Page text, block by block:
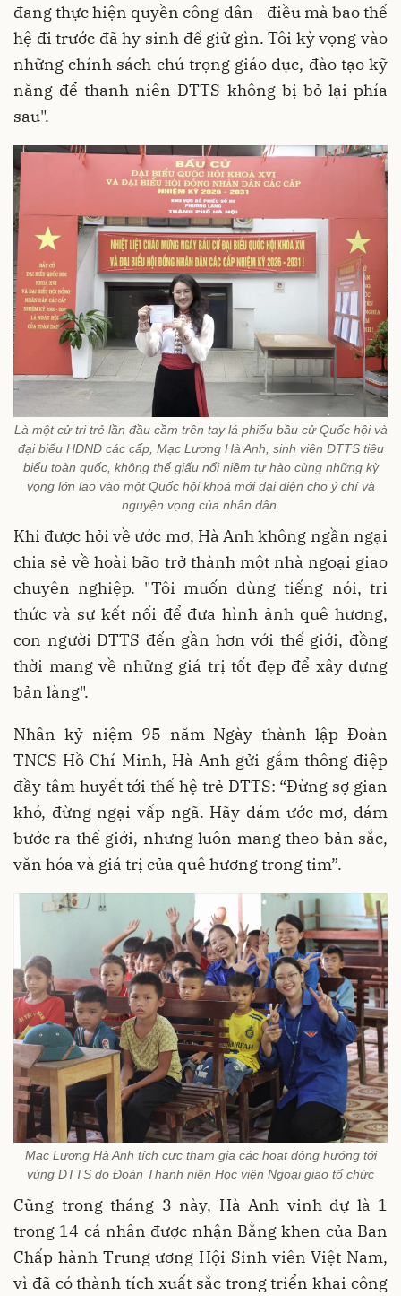
đang thực hiện quyền công dân - điều mà bao thế
hệ đi trước đã hy sinh để giữ gìn. Tôi kỳ vọng vào
những chính sách chú trọng giáo dục, đào tạo kỹ
năng để thanh niên DTTS không bị bỏ lại phía
sau".
Là một cử tri trẻ lần đầu cầm trên tay lá phiếu bầu cử Quốc hội và
đại biểu HĐND các cấp, Mạc Lương Hà Anh, sinh viên DTTS tiêu
biểu toàn quốc, không thể giấu nổi niềm tự hào cùng những kỳ
vọng lớn lao vào một Quốc hội khoá mới đại diện cho ý chí và
nguyện vọng của nhân dân.
Khi được hỏi về ước mơ, Hà Anh không ngần ngại
chia sẻ về hoài bão trở thành một nhà ngoại giao
chuyên nghiệp. "Tôi muốn dùng tiếng nói, tri
thức và sự kết nối để đưa hình ảnh quê hương,
con người DTTS đến gần hơn với thế giới, đồng
thời mang về những giá trị tốt đẹp để xây dựng
bản làng".
Nhân kỷ niệm 95 năm Ngày thành lập Đoàn
TNCS Hồ Chí Minh, Hà Anh gửi gắm thông điệp
đầy tâm huyết tới thế hệ trẻ DTTS: “Đừng sợ gian
khó, đừng ngại vấp ngã. Hãy dám ước mơ, dám
bước ra thế giới, nhưng luôn mang theo bản sắc,
văn hóa và giá trị của quê hương trong tim”.
Mạc Lương Hà Anh tích cực tham gia các hoạt động hướng tới
vùng DTTS do Đoàn Thanh niên Học viện Ngoại giao tổ chức
Cũng trong tháng 3 này, Hà Anh vinh dự là 1
trong 14 cá nhân được nhận Bằng khen của Ban
Chấp hành Trung ương Hội Sinh viên Việt Nam,
vì đã có thành tích xuất sắc trong triển khai công